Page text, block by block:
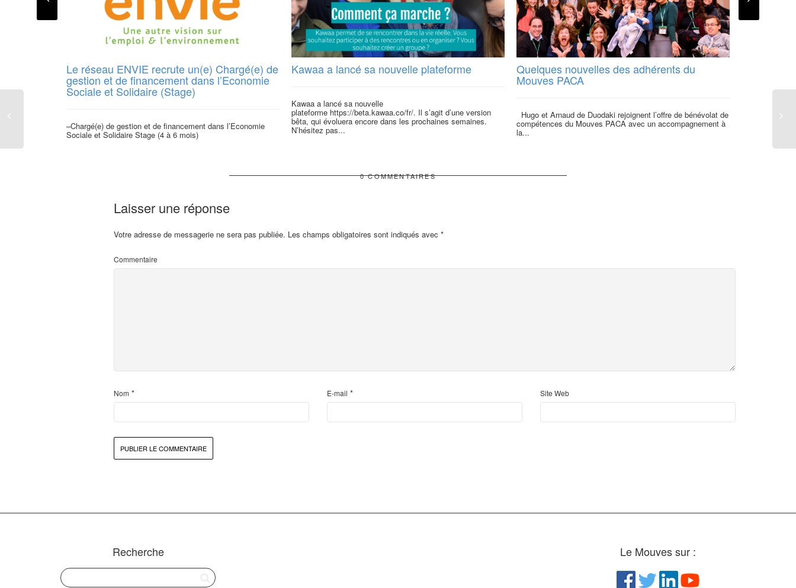
Le réseau ENVIE recrute un(e) Chargé(e) de
gestion et de financement dans l’Economie
Sociale et Solidaire (Stage)
–Chargé(e) de gestion et de financement dans l’Economie
Sociale et Solidaire Stage (4 à 6 mois)
Kawaa a lancé sa nouvelle plateforme
Kawaa a lancé sa nouvelle
plateforme https://beta.kawaa.co/fr/. Il s’agit d’une version
bêta, qui évoluera encore dans les prochaines semaines.
N’hésitez pas...
Quelques nouvelles des adhérents du
Mouves PACA
Hugo et Arnaud de Duodaki rejoignent l’offre de bénévolat de
compétences du Mouves PACA avec un accompagnement à
la...
Le réseau
0 COMMENTAIRES
Laisser une réponse
Votre adresse de messagerie ne sera pas publiée. Les champs obligatoires sont indiqués avec *
Commentaire
Nom * E-mail * Site Web
Recherche Le Mouves sur :